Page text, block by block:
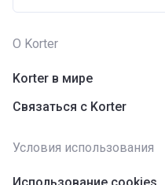
О Korter
Korter в мире
Связаться с Korter
Условия использования
Использование cookies